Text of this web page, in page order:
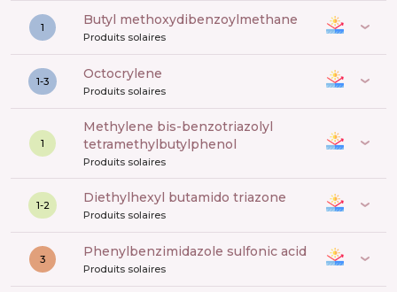
1 butyl methoxydibenzoylmethane
Produits solaires
1-3 octocrylene
Produits solaires
1
methylene bis-benzotriazolyl
tetramethylbutylphenol
Produits solaires
1-2 diethylhexyl butamido triazone
Produits solaires
3 phenylbenzimidazole sulfonic acid
Produits solaires